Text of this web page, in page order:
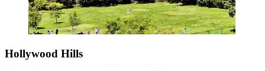
Hollywood Hills